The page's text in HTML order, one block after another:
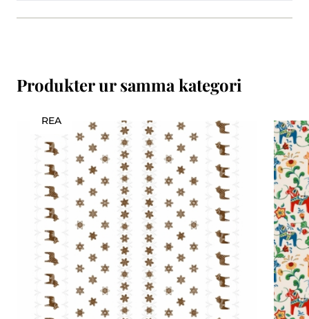
Produkter ur samma kategori
REA